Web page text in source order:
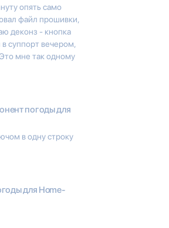
опять само
файл прошивки,
деконз - кнопка
суппорт вечером,
мне так одному
погоды для
в одну строку
для Home-